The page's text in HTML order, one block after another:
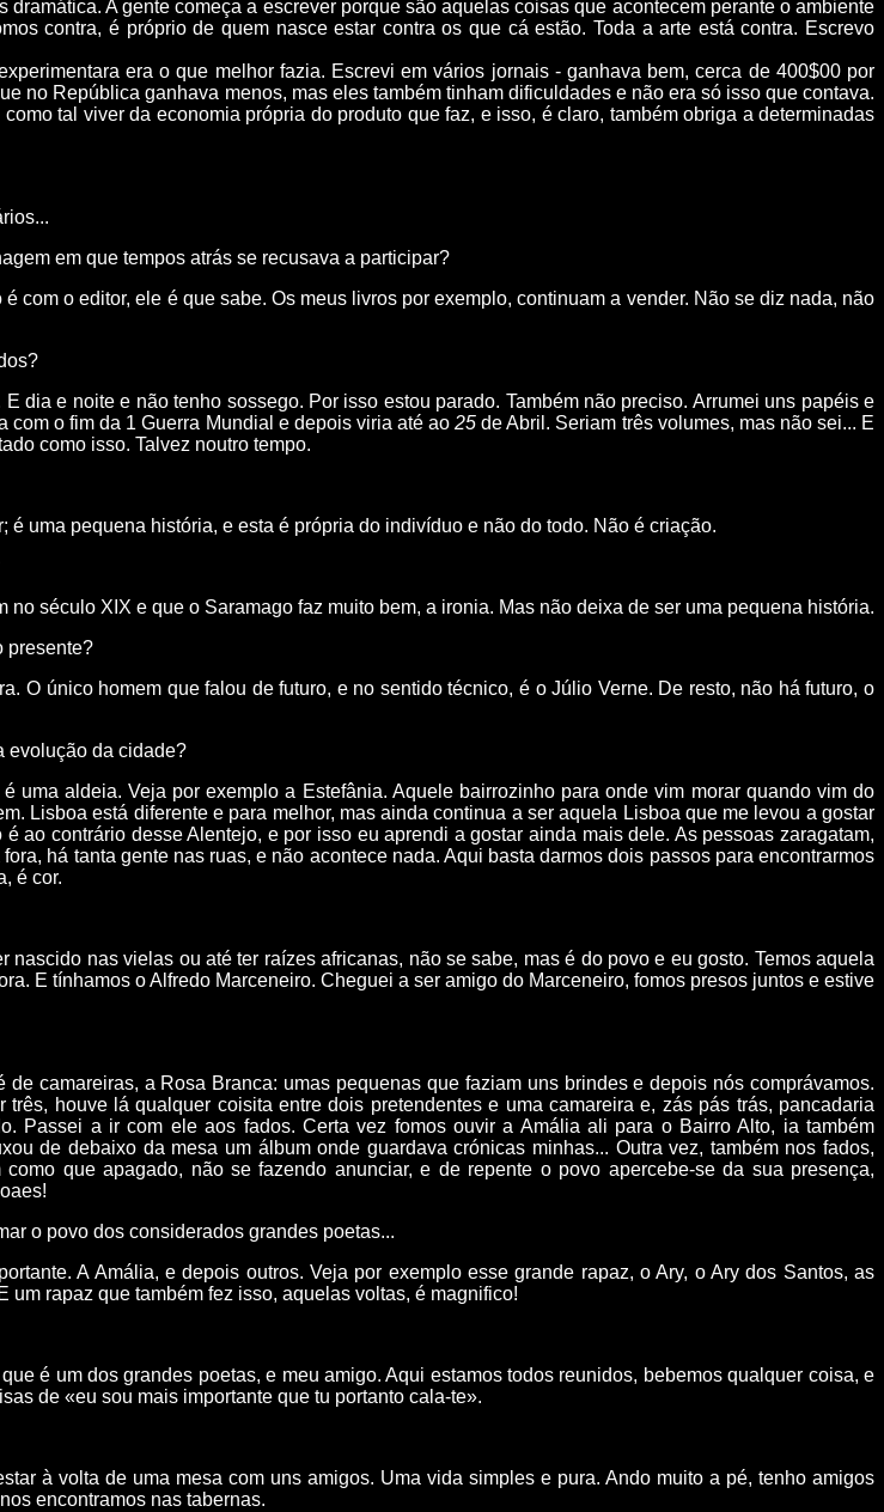
dramática. A gente começa a escrever porque são aquelas coisas que acontecem perante o ambiente
contra, é próprio de quem nasce estar contra os que cá estão. Toda a arte está contra. Escrevo
era o que melhor fazia. Escrevi em vários jornais - ganhava bem, cerca de 400$00 por
no República ganhava menos, mas eles também tinham dificuldades e não era só isso que contava.
tal viver da economia própria do produto que faz, e isso, é claro, também obriga a determinadas
em que tempos atrás se recusava a participar?
com o editor, ele é que sabe. Os meus livros por exemplo, continuam a vender. Não se diz nada, não
dia e noite e não tenho sossego. Por isso estou parado. Também não preciso. Arrumei uns papéis e
com o fim da 1 Guerra Mundial e depois viria até ao25de Abril. Seriam três volumes, mas não sei... E
como isso. Talvez noutro tempo.
é uma pequena história, e esta é própria do indivíduo e não do todo. Não é criação.
no século XIX e que o Saramago faz muito bem, a ironia. Mas não deixa de ser uma pequena história.
presente?
O único homem que falou de futuro, e no sentido técnico, é o Júlio Verne. De resto, não há futuro, o
evolução da cidade?
uma aldeia. Veja por exemplo a Estefânia. Aquele bairrozinho para onde vim morar quando vim do
Lisboa está diferente e para melhor, mas ainda continua a ser aquela Lisboa que me levou a gostar
ao contrário desse Alentejo, e por isso eu aprendi a gostar ainda mais dele. As pessoas zaragatam,
há tanta gente nas ruas, e não acontece nada. Aqui basta darmos dois passos para encontrarmos
é cor.
nascido nas vielas ou até ter raízes africanas, não se sabe, mas é do povo e eu gosto. Temos aquela
E tínhamos o Alfredo Marceneiro. Cheguei a ser amigo do Marceneiro, fomos presos juntos e estive
camareiras, a Rosa Branca: umas pequenas que faziam uns brindes e depois nós comprávamos.
houve lá qualquer coisita entre dois pretendentes e uma camareira e, zás pás trás, pancadaria
Passei a ir com ele aos fados. Certa vez fomos ouvir a Amália ali para o Bairro Alto, ia também
de debaixo da mesa um álbum onde guardava crónicas minhas... Outra vez, também nos fados,
que apagado, não se fazendo anunciar, e de repente o povo apercebe-se da sua presença,
o povo dos considerados grandes poetas...
A Amália, e depois outros. Veja por exemplo esse grande rapaz, o Ary, o Ary dos Santos, as
rapaz que também fez isso, aquelas voltas, é magnifico!
é um dos grandes poetas, e meu amigo. Aqui estamos todos reunidos, bebemos qualquer coisa, e
de «eu sou mais importante que tu portanto cala-te».
à volta de uma mesa com uns amigos. Uma vida simples e pura. Ando muito a pé, tenho amigos
encontramos nas tabernas.